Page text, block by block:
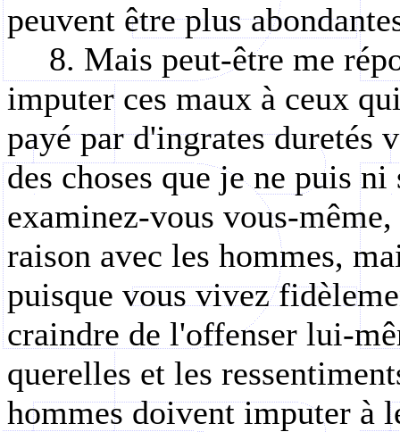
peuvent être plus
8. Mais peut-être me
imputer ces maux à ceux
payé par d'ingrates duretés
des choses que je ne puis
examinez-vous vous-
raison avec les hommes,
puisque vous vivez
craindre de l'offenser lui-
querelles et les
hommes doivent imputer à